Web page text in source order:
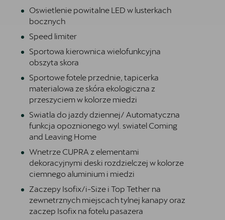
Oswietlenie powitalne LED w lusterkach
bocznych
Speed limiter
Sportowa kierownica wielofunkcyjna
obszyta skora
Sportowe fotele przednie, tapicerka
materialowa ze skóra ekologiczna z
przeszyciem w kolorze miedzi
Swiatla do jazdy dziennej/ Automatyczna
funkcja opoznionego wyl. swiatel Coming
and Leaving Home
Wnetrze CUPRA z elementami
dekoracyjnymi deski rozdzielczej w kolorze
ciemnego aluminium i miedzi
Zaczepy Isofix/i-Size i Top Tether na
zewnetrznych miejscach tylnej kanapy oraz
zaczep Isofix na fotelu pasazera